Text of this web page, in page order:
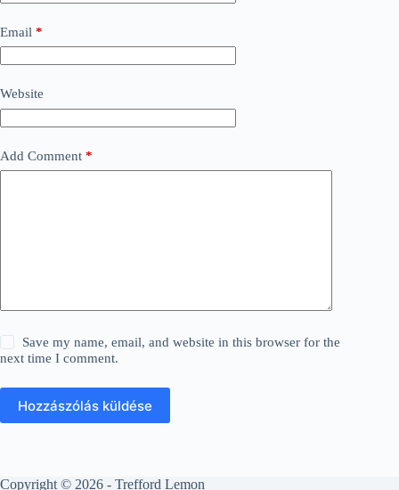
Email *
Website
Add Comment *
Save my name, email, and website in this browser for the
next time I comment.
Hozzászólás küldése
Copyright © 2026 - Trefford Lemon